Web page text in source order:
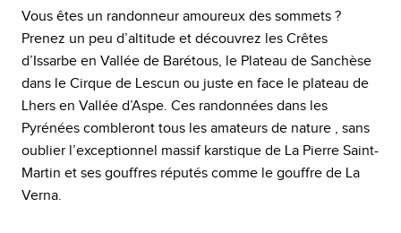
Vous êtes un randonneur amoureux des sommets ?
Prenez un peu d’altitude et découvrez les Crêtes
d’Issarbe en Vallée de Barétous, le Plateau de Sanchèse
dans le Cirque de Lescun ou juste en face le plateau de
Lhers en Vallée d’Aspe. Ces randonnées dans les
Pyrénées combleront tous les amateurs de nature , sans
oublier l’exceptionnel massif karstique de La Pierre Saint-
Martin et ses gouffres réputés comme le gouffre de La
Verna.